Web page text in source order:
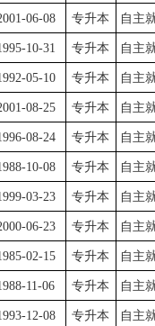
06-08 专升本 自主
10-31 专升本 自主
05-10 专升本 自主
08-25 专升本 自主
08-24 专升本 自主
10-08 专升本 自主
03-23 专升本 自主
06-23 专升本 自主
02-15 专升本 自主
11-06 专升本 自主
12-08 专升本 自主